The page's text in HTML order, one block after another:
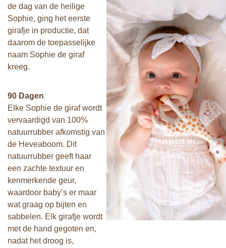
de dag van de heilige
Sophie, ging het eerste
girafje in productie, dat
daarom de toepasselijke
naam Sophie de giraf
kreeg.
90 Dagen
Elke Sophie de giraf wordt
vervaardigd van 100%
natuurrubber afkomstig van
de Heveaboom. Dit
natuurrubber geeft haar
een zachte textuur en
kenmerkende geur,
waardoor baby’s er maar
wat graag op bijten en
sabbelen. Elk girafje wordt
met de hand gegoten en,
nadat het droog is,